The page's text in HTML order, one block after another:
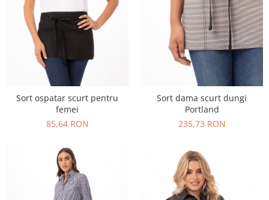
Sort ospatar scurt pentru
femei
85,64 RON
Sort dama scurt dungi
Portland
235,73 RON